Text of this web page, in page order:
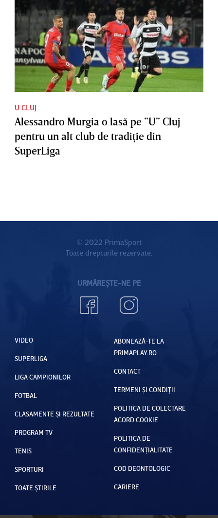
U CLUJ
Alessandro Murgia o lasă pe ”U” Cluj
pentru un alt club de tradiţie din
SuperLiga
© 2022 PrimaSport
Toate drepturile rezervate.
URMĂREȘTE-NE PE
VIDEO
SUPERLIGA
LIGA CAMPIONILOR
FOTBAL
CLASAMENTE ȘI REZULTATE
PROGRAM TV
TENIS
SPORTURI
TOATE ȘTIRILE
ABONEAZĂ-TE LA
PRIMAPLAY.RO
CONTACT
TERMENI ȘI CONDIȚII
POLITICA DE COLECTARE
ACORD COOKIE
POLITICA DE
CONFIDENȚIALITATE
COD DEONTOLOGIC
CARIERE